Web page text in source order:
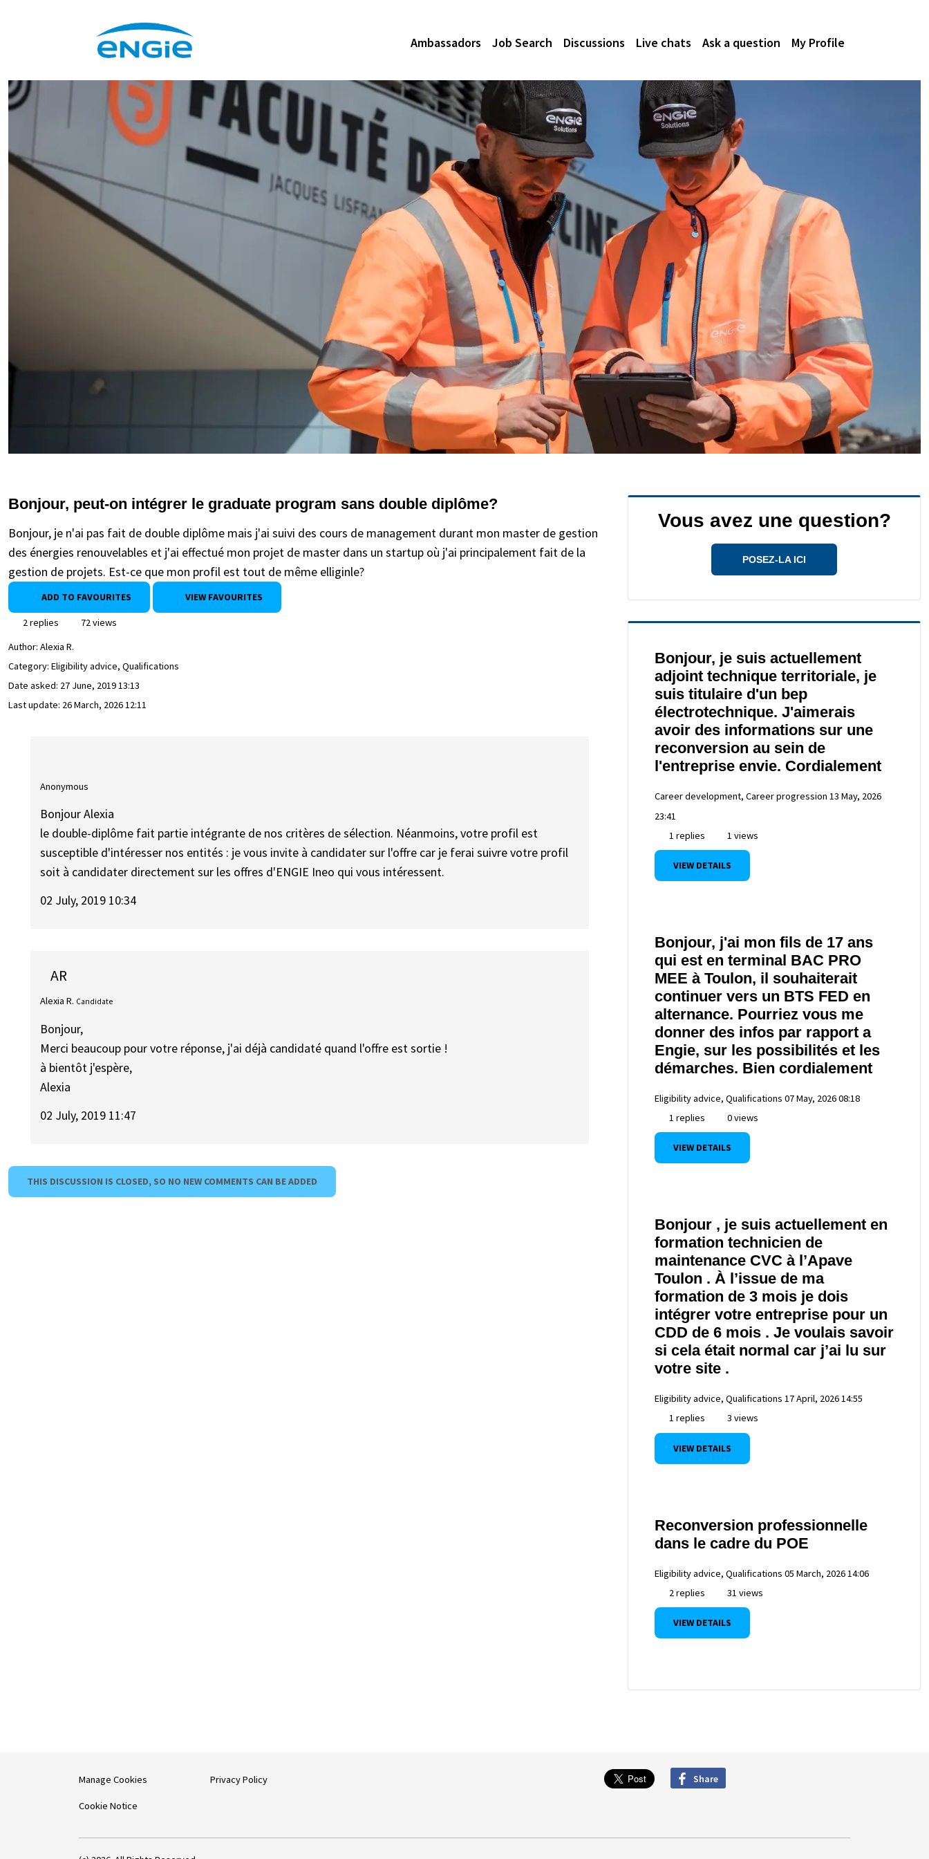
Ambassadors Job Search Discussions Live chats Ask a question My Profile
Bonjour, peut-on intégrer le graduate program sans double diplôme?
Bonjour, je n'ai pas fait de double diplôme mais j'ai suivi des cours de management durant mon master de gestion
des énergies renouvelables et j'ai effectué mon projet de master dans un startup où j'ai principalement fait de la
gestion de projets. Est-ce que mon profil est tout de même elliginle?
ADD TO FAVOURITES VIEW FAVOURITES
2 replies
72 views
Author: Alexia R.
Category: Eligibility advice, Qualifications
Date asked: 27 June, 2019 13:13
Last update: 26 March, 2026 12:11
Anonymous
Bonjour Alexia
le double-diplôme fait partie intégrante de nos critères de sélection. Néanmoins, votre profil est
susceptible d'intéresser nos entités : je vous invite à candidater sur l'offre car je ferai suivre votre profil
soit à candidater directement sur les offres d'ENGIE Ineo qui vous intéressent.
02 July, 2019 10:34
AR
Alexia R. Candidate
Bonjour,
Merci beaucoup pour votre réponse, j'ai déjà candidaté quand l'offre est sortie !
à bientôt j'espère,
Alexia
02 July, 2019 11:47
THIS DISCUSSION IS CLOSED, SO NO NEW COMMENTS CAN BE ADDED
Vous avez une question?
POSEZ-LA ICI
Bonjour, je suis actuellement
adjoint technique territoriale, je
suis titulaire d'un bep
électrotechnique. J'aimerais
avoir des informations sur une
reconversion au sein de
l'entreprise envie. Cordialement
Career development, Career progression 13 May, 2026
23:41
1 replies
1 views
VIEW DETAILS
Bonjour, j'ai mon fils de 17 ans
qui est en terminal BAC PRO
MEE à Toulon, il souhaiterait
continuer vers un BTS FED en
alternance. Pourriez vous me
donner des infos par rapport a
Engie, sur les possibilités et les
démarches. Bien cordialement
Eligibility advice, Qualifications 07 May, 2026 08:18
1 replies
0 views
VIEW DETAILS
Bonjour , je suis actuellement en
formation technicien de
maintenance CVC à l’Apave
Toulon . À l’issue de ma
formation de 3 mois je dois
intégrer votre entreprise pour un
CDD de 6 mois . Je voulais savoir
si cela était normal car j’ai lu sur
votre site .
Eligibility advice, Qualifications 17 April, 2026 14:55
1 replies
3 views
VIEW DETAILS
Reconversion professionnelle
dans le cadre du POE
Eligibility advice, Qualifications 05 March, 2026 14:06
2 replies
31 views
VIEW DETAILS
Manage Cookies
Cookie Notice
Privacy Policy Share